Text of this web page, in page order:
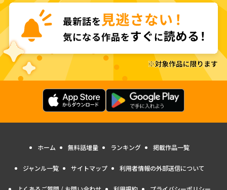
ホーム 無料話増量 ランキング 掲載作品一覧
ジャンル一覧 サイトマップ 利用者情報の外部送信について